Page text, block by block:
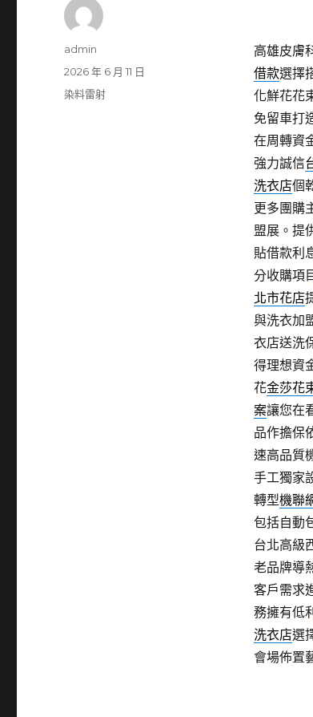
高雄皮膚
借款選擇
化鮮花花
免留車打
在周轉資
強力誠信
洗衣店個
更多團購
盟展。提
貼借款利
分收購項
北市花店
與洗衣加
衣店送洗
得理想資
花金莎花
案讓您在
品作擔保
速高品質
手工獨家
轉型機聯
包括自動
台北高級
老品牌導
客戶需求
務擁有低利
洗衣店選
會場佈置
作
admin
發
佈
2026 年 6 月 11 日
分
染料雷射